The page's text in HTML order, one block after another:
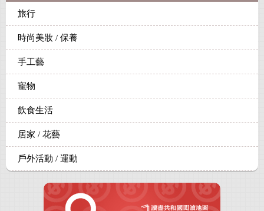
旅行
時尚美妝 / 保養
手工藝
寵物
飲食生活
居家 / 花藝
戶外活動 / 運動